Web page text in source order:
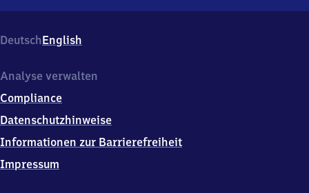
Bahnhof
1,
3
8
0
DeutschEnglish
Analyse verwalten
Compliance
Datenschutzhinweise
Informationen zur Barrierefreiheit
Impressum